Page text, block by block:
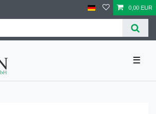
0,00 EUR
☰